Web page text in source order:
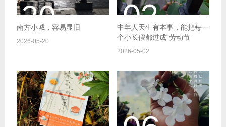
南方小城，容易显旧
2026-05-20
中年人天生有本事，能把每一
个小长假都过成“劳动节”
2026-05-02